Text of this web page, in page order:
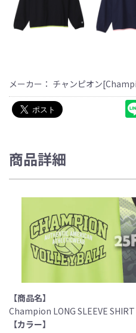
メーカー： チャンピオン
商品詳細
【商品名】
Champion LONG SLEEVE
【カラー】